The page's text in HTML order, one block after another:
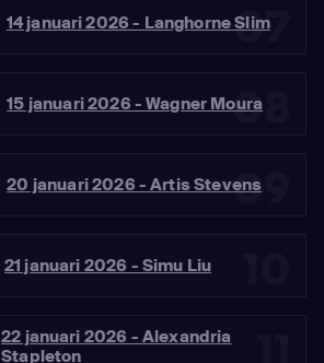
07
14 januari 2026 - Langhorne Slim
08
15 januari 2026 - Wagner Moura
09
20 januari 2026 - Artis Stevens
21 januari 2026 - Simu Liu
22 januari 2026 - Alexandria
Stapleton